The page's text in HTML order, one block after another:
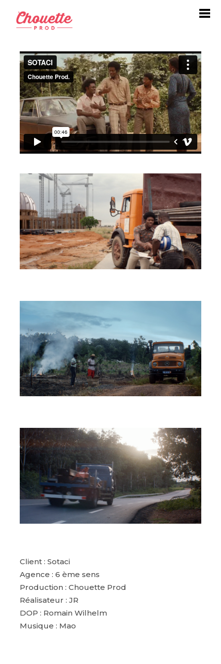
Client : Sotaci
Agence : 6 ème sens
Production : Chouette Prod
Réalisateur : JR
DOP : Romain Wilhelm
Musique : Mao